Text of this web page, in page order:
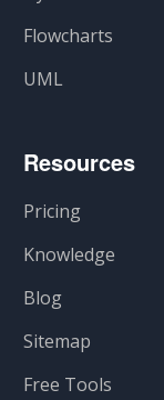
Flowcharts
UML
Resources
Pricing
Knowledge
Blog
Sitemap
Free Tools